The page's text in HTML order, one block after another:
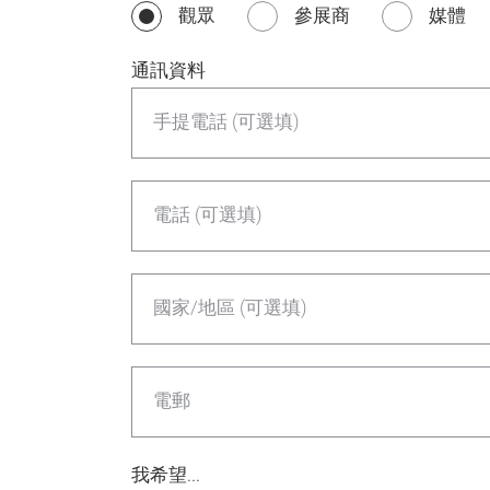
觀眾 參展商 媒體
通訊資料
手提電話 (可選填)
電話 (可選填)
國家/地區 (可選填)
電郵
我希望...